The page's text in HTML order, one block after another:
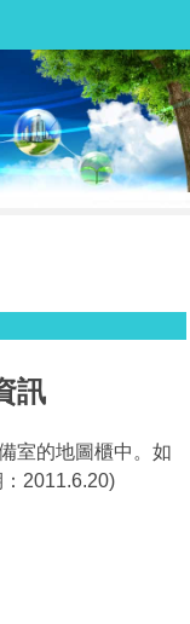
訊
室的地圖櫃中。如
2011.6.20)